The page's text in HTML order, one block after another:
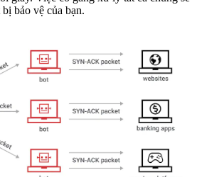
bảo vệ của bạn.